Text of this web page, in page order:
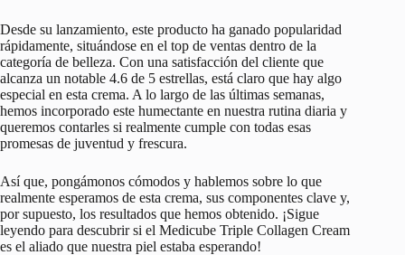
Desde su lanzamiento, este producto ha ganado popularidad
rápidamente, situándose en el top de ventas dentro de la
categoría de belleza. Con una satisfacción del cliente que
alcanza un notable 4.6 de 5 estrellas, está claro que hay algo
especial en esta crema. A lo largo de las últimas semanas,
hemos incorporado este humectante en nuestra rutina diaria y
queremos contarles si realmente cumple con todas esas
promesas de juventud y frescura.
Así que, pongámonos cómodos y hablemos sobre lo que
realmente esperamos de esta crema, sus componentes clave y,
por supuesto, los resultados que hemos obtenido. ¡Sigue
leyendo para descubrir si el Medicube Triple Collagen Cream
es el aliado que nuestra piel estaba esperando!